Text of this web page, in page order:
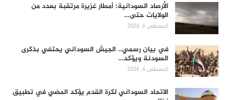
الأرصاد السودانية: أمطار غزيرة مرتقبة بعدد من
الولايات حتى…
أغسطس 6, 2026
في بيان رسمي.. الجيش السوداني يحتفي بذكرى
السودنة ويؤكد…
أغسطس 6, 2026
الاتحاد السوداني لكرة القدم يؤكد المضي في تطبيق